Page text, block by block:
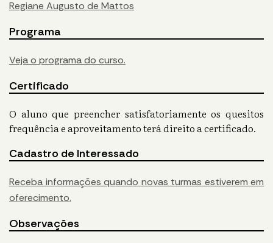
Regiane Augusto de Mattos
Programa
Veja o programa do curso.
Certificado
O aluno que preencher satisfatoriamente os quesitos
frequência e aproveitamento terá direito a certificado.
Cadastro de Interessado
Receba informações quando novas turmas estiverem em
oferecimento.
Observações